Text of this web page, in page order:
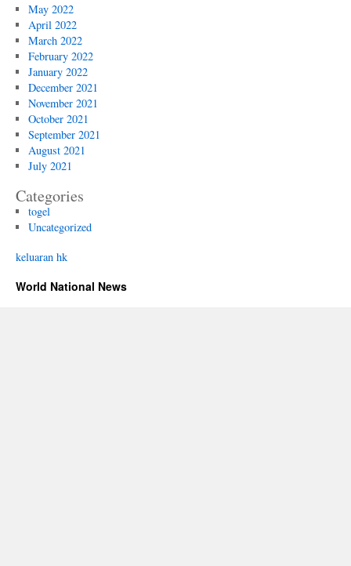
May 2022
April 2022
March 2022
February 2022
January 2022
December 2021
November 2021
October 2021
September 2021
August 2021
July 2021
Categories
togel
Uncategorized
keluaran hk
World National News